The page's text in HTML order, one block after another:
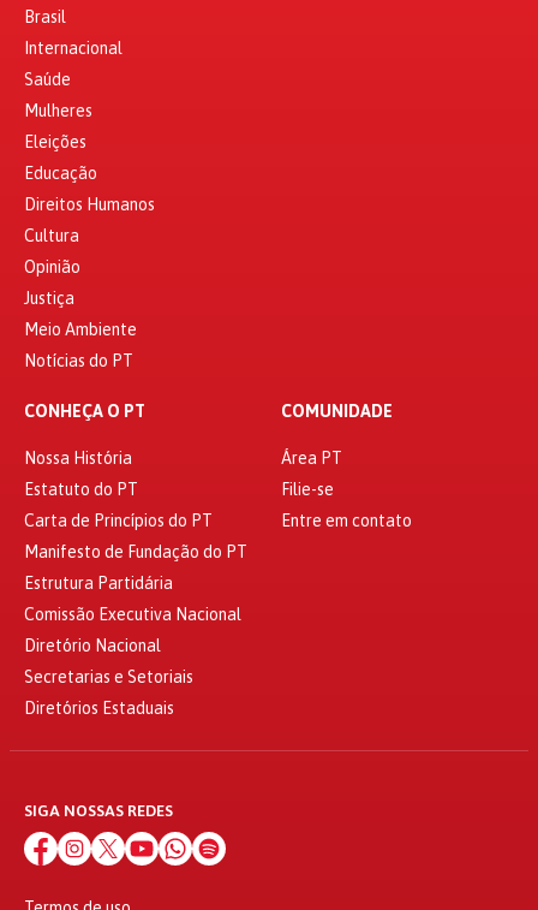
Brasil
Internacional
Saúde
Mulheres
Eleições
Educação
Direitos Humanos
Cultura
Opinião
Justiça
Meio Ambiente
Notícias do PT
CONHEÇA O PT
Nossa História
Estatuto do PT
Carta de Princípios do PT
Manifesto de Fundação do PT
Estrutura Partidária
Comissão Executiva Nacional
Diretório Nacional
Secretarias e Setoriais
Diretórios Estaduais
COMUNIDADE
Área PT
Filie-se
Entre em contato
SIGA NOSSAS REDES